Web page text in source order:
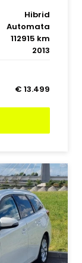
Hibrid
Automata
112915 km
2013
€ 13.499